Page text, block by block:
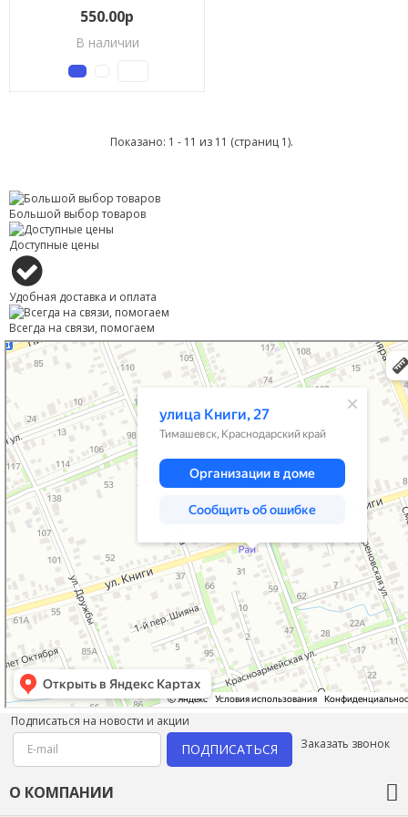
550.00р
В наличии
Показано: 1 - 11 из 11 (страниц 1).
Большой выбор товаров
Доступные цены
Удобная доставка и оплата
Всегда на связи, помогаем
Тимашевск
Улица Книги, 27 — Яндекс Карты
Подписаться на новости и акции
ПОДПИСАТЬСЯ Заказать звонок
О КОМПАНИИ